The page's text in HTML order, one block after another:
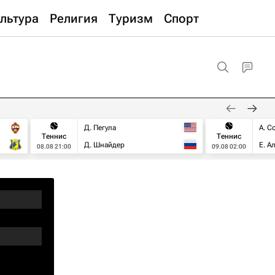
Религия Туризм Спорт
Теннис
08.08 21:00
Д. Пегула
Д. Шнайдер
Теннис
09.08 02:00
А.
Е.